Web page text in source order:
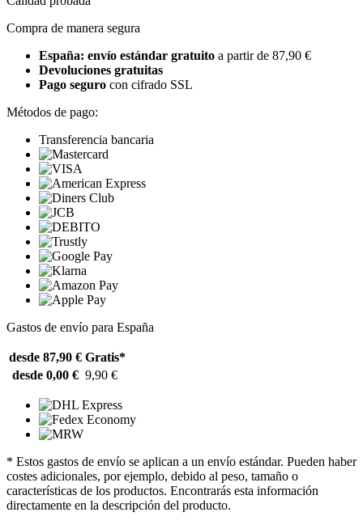
Compra de manera segura
España: envío estándar gratuito a partir de 87,90 €
Devoluciones gratuitas
Pago seguro con cifrado SSL
Métodos de pago:
Transferencia bancaria
Gastos de envío para España
desde 87,90 € Gratis*
desde 0,00 € 9,90 €
* Estos gastos de envío se aplican a un envío estándar. Pueden haber
costes adicionales, por ejemplo, debido al peso, tamaño o
características de los productos. Encontrarás esta información
directamente en la descripción del producto.